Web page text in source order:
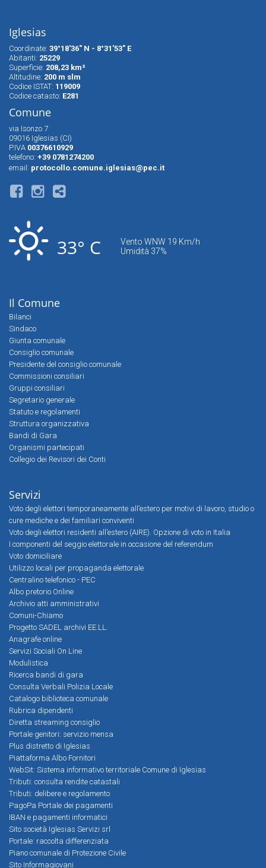
Iglesias
Coordinate: 39°18'36" N - 8°31'53" E
Abitanti: 25229
Superfìcie: 208,23 km²
Altitudine: 200 m slm
Codice ISTAT: 119009
Codice catasto: E281
Comune
via Isonzo 7
09016 Iglesias (CI)
P.IVA 00376610929
telefono: +39 0781274200
email: protocollo.comune.iglesias@pec.it
33° C
Vento WNW 19 Km/h
Umidità 37%
Il Comune
Bilanci
Sindaco
Giunta comunale
Consiglio comunale
Presidente del consiglio comunale
Commissioni consiliari
Gruppi consiliari
Segretario generale
Statuto e regolamenti
Struttura organizzativa
Bandi di Gara
Organismi partecipati
Collegio dei Revisori dei Conti
Servizi
Voto degli elettori temporaneamente all’estero per motivi di lavoro, studio o
cure mediche e dei familiari conviventi
Voto degli elettori residenti all’estero (AIRE). Opzione di voto in Italia
I componenti del seggio elettorale in occasione del referendum
Voto domiciliare
Utilizzo locali per propaganda elettorale
Centralino telefonico - PEC
Albo pretorio Online
Archivio atti amministrativi
Comuni-Chiamo
Progetto SADEL archivi EE.LL.
Anagrafe online
Servizi Sociali On Line
Modulistica
Ricerca bandi di gara
Consulta Verbali Polizia Locale
Catalogo biblioteca comunale
Rubrica dipendenti
Diretta streaming consiglio
Portale genitori: servizio mensa
Plus distretto di Iglesias
Piattaforma Albo Fornitori
WebSit: Sistema informativo territoriale Comune di Iglesias
Tributi: consulta rendite catastali
Tributi: delibere e regolamento
PagoPa Portale dei pagamenti
IBAN e pagamenti informatici
Sito società Iglesias Servizi srl
Portale: raccolta differenziata
Piano comunale di Protezione Civile
Sito Informagiovani